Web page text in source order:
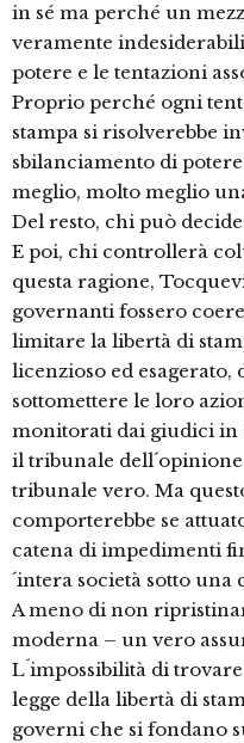
in sé ma perché un
veramente
potere e le tentazioni
Proprio perché ogni
stampa si risolverebbe
sbilanciamento di
meglio, molto meglio
Del resto, chi può
E poi, chi controllerà
questa ragione,
governanti fossero
limitare la libertà di
licenzioso ed esagerato,
sottomettere le loro
monitorati dai giudici in
il tribunale
tribunale vero. Ma
comporterebbe se
catena di impedimenti
´intera società sotto
A meno di non
moderna – un vero
L´impossibilità di
legge della libertà di
governi che si fondano